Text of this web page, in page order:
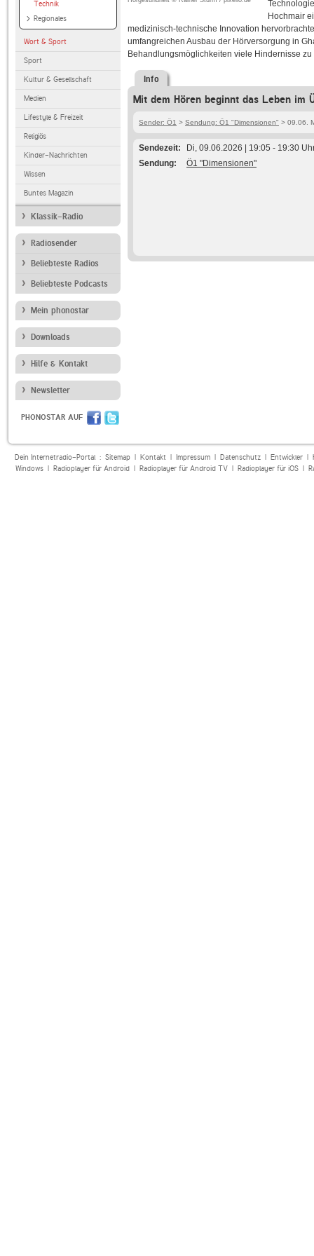
Technik
Regionales
Wort & Sport
Sport
Kultur & Gesellschaft
Medien
Lifestyle & Freizeit
Religiös
Kinder-Nachrichten
Wissen
Buntes Magazin
Klassik-Radio
Radiosender
Beliebteste Radios
Beliebteste Podcasts
Mein phonostar
Downloads
Hilfe & Kontakt
Newsletter
PHONOSTAR AUF
Hochmair
medizinisch-technische Innovation
umfangreichen Ausbau der Hörversorgung in
Behandlungsmöglichkeiten viele Hindernisse
Info
Mit dem Hören beginnt das Leben im
Sender: Ö1 > Sendung: Ö1 "Dimensionen" > 09.06.
Sendezeit
Di, 09.06.2026 | 19:05 - 19:30
Sendung
Ö1 "Dimensionen"
Dein Internetradio-Portal : Sitemap| Kontakt| Impressum| Datenschutz| Entwickler|
Windows| Radioplayer für Android| Radioplayer für Android TV| Radioplayer für iOS|